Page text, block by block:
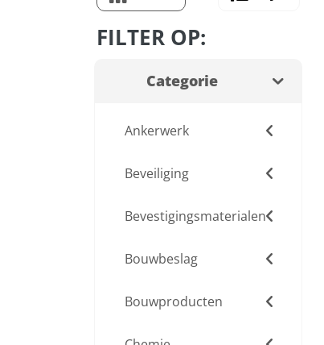
FILTER OP:
Categorie
Ankerwerk
Beveiliging
Bevestigingsmaterialen
Bouwbeslag
Bouwproducten